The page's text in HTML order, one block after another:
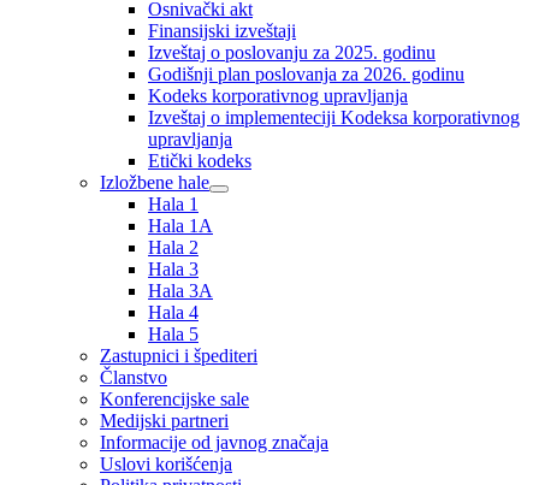
Osnivački akt
Finansijski izveštaji
Izveštaj o poslovanju za 2025. godinu
Godišnji plan poslovanja za 2026. godinu
Kodeks korporativnog upravljanja
Izveštaj o implementeciji Kodeksa korporativnog
upravljanja
Etički kodeks
Izložbene hale
Hala 1
Hala 1A
Hala 2
Hala 3
Hala 3A
Hala 4
Hala 5
Zastupnici i špediteri
Članstvo
Konferencijske sale
Medijski partneri
Informacije od javnog značaja
Uslovi korišćenja